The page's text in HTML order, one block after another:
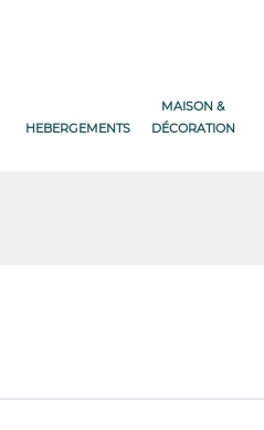
HEBERGEMENTS
MAISON &
DÉCORATION